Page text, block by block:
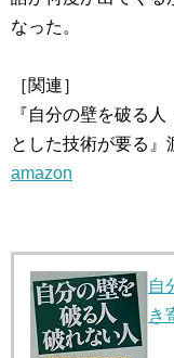
なった。
［関連］
『自分の壁を破る
とした技術が要る
amazon
自
き